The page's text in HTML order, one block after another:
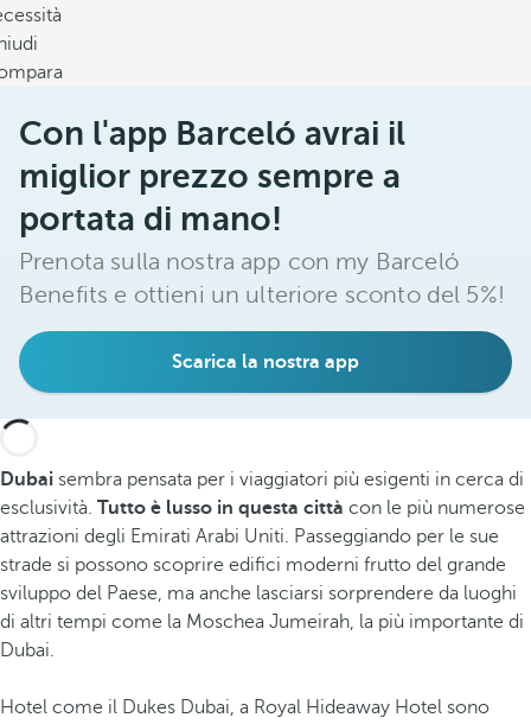
Con l'app Barceló avrai il
miglior prezzo sempre a
portata di mano!
Prenota sulla nostra app con my Barceló
Benefits e ottieni un ulteriore sconto del 5%!
Scarica la nostra app
Dubai sembra pensata per i viaggiatori più esigenti in cerca di
esclusività. Tutto è lusso in questa città con le più numerose
attrazioni degli Emirati Arabi Uniti. Passeggiando per le sue
strade si possono scoprire edifici moderni frutto del grande
sviluppo del Paese, ma anche lasciarsi sorprendere da luoghi
di altri tempi come la Moschea Jumeirah, la più importante di
Dubai.
Hotel come il Dukes Dubai, a Royal Hideaway Hotel sono